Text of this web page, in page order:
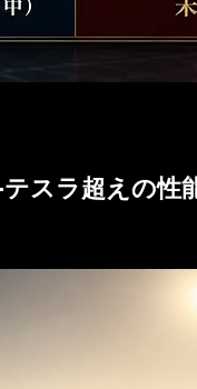
スラ超えの性